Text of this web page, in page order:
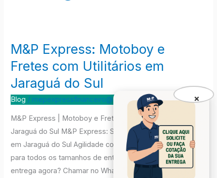
M&P Express: Motoboy e
Fretes com Utilitários em
Jaraguá do Sul
Blog / mepexpressfinanceiro@gmail.com
M&P Express | Motoboy e Fretes com Utilitários em
Jaraguá do Sul M&P Express: Sua Solução em Logística
em Jaraguá do Sul Agilidade com Motoboys e Utilitários
para todos os tamanhos de entrega. Precisa de uma
entrega agora? Chamar no WhatsApp: (47) 99646-6888
M&P
Express:
Motoboy
e
Fretes
×